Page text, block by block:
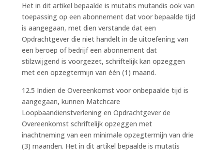
Het in dit artikel bepaalde is mutatis mutandis ook van
toepassing op een abonnement dat voor bepaalde tijd
is aangegaan, met dien verstande dat een
Opdrachtgever die niet handelt in de uitoefening van
een beroep of bedrijf een abonnement dat
stilzwijgend is voorgezet, schriftelijk kan opzeggen
met een opzegtermijn van één (1) maand.
12.5 Indien de Overeenkomst voor onbepaalde tijd is
aangegaan, kunnen Matchcare
Loopbaandienstverlening en Opdrachtgever de
Overeenkomst schriftelijk opzeggen met
inachtneming van een minimale opzegtermijn van drie
(3) maanden. Het in dit artikel bepaalde is mutatis